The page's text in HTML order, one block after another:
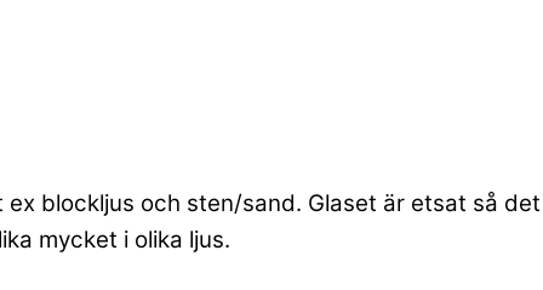
blockljus och sten/sand. Glaset är etsat så det
mycket i olika ljus.